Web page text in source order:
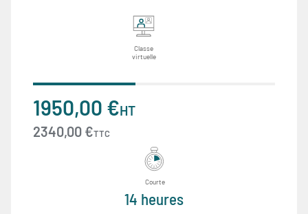
Classe
virtuelle
1950,00 €HT
2340,00 €TTC
Courte
14 heures